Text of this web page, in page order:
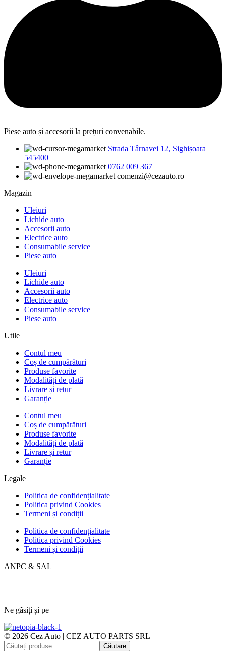
Piese auto și accesorii la prețuri convenabile.
Strada Târnavei 12, Sighișoara
545400
0762 009 367
comenzi@cezauto.ro
Magazin
Uleiuri
Lichide auto
Accesorii auto
Electrice auto
Consumabile service
Piese auto
Uleiuri
Lichide auto
Accesorii auto
Electrice auto
Consumabile service
Piese auto
Utile
Contul meu
Coș de cumpărături
Produse favorite
Modalități de plată
Livrare și retur
Garanție
Contul meu
Coș de cumpărături
Produse favorite
Modalități de plată
Livrare și retur
Garanție
Legale
Politica de confidențialitate
Politica privind Cookies
Termeni și condiții
Politica de confidențialitate
Politica privind Cookies
Termeni și condiții
ANPC & SAL
Ne găsiți și pe
© 2026 Cez Auto | CEZ AUTO PARTS SRL
Căutare